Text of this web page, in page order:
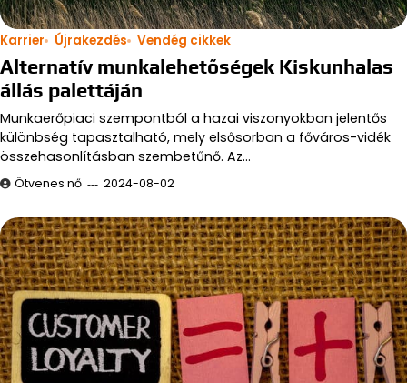
Karrier Újrakezdés Vendég cikkek
Alternatív munkalehetőségek Kiskunhalas
állás palettáján
Munkaerőpiaci szempontból a hazai viszonyokban jelentős
különbség tapasztalható, mely elsősorban a főváros-vidék
összehasonlításban szembetűnő. Az…
Ötvenes nő 2024-08-02